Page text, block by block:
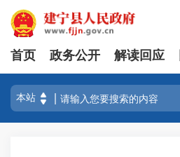
首页 政务公开 解读回应